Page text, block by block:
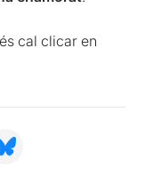
cal clicar en